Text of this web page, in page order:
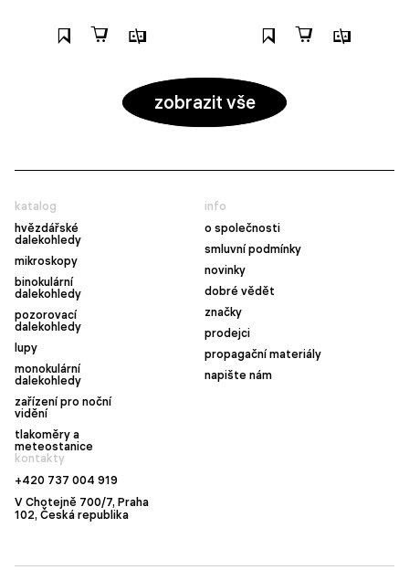
zobrazit vše
katalog
hvězdářské
dalekohledy
mikroskopy
binokulární
dalekohledy
pozorovací
dalekohledy
lupy
monokulární
dalekohledy
zařízení pro noční
vidění
tlakoměry a
meteostanice
info
o společnosti
smluvní podmínky
novinky
dobré vědět
značky
prodejci
propagační materiály
napište nám
kontakty
+420 737 004 919
V Chotejně 700/7, Praha
102, Česká republika